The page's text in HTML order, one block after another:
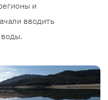
и
вводить